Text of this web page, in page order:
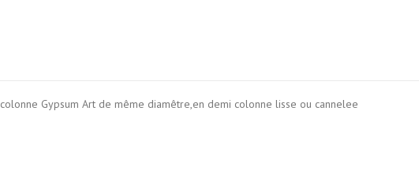
Gypsum Art de même diamêtre,en demi colonne lisse ou cannelee